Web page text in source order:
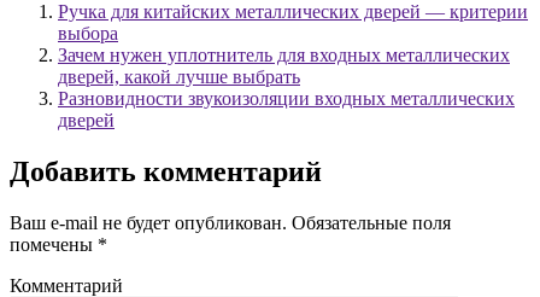
Ручка для китайских металлических дверей — критерии
выбора
Зачем нужен уплотнитель для входных металлических
дверей, какой лучше выбрать
Разновидности звукоизоляции входных металлических
дверей
Добавить комментарий
Ваш e-mail не будет опубликован. Обязательные поля
помечены *
Комментарий